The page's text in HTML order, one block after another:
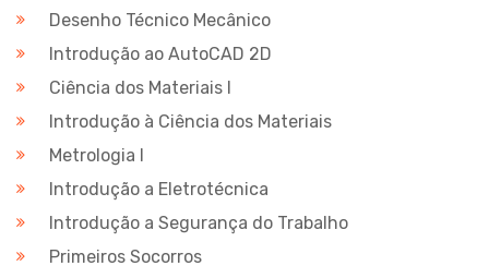
Desenho Técnico Mecânico
Introdução ao AutoCAD 2D
Ciência dos Materiais I
Introdução à Ciência dos Materiais
Metrologia I
Introdução a Eletrotécnica
Introdução a Segurança do Trabalho
Primeiros Socorros